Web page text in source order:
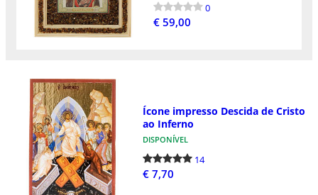
0
€ 59,00
Ícone impresso Descida de Cristo
ao Inferno
DISPONÍVEL
14
€ 7,70